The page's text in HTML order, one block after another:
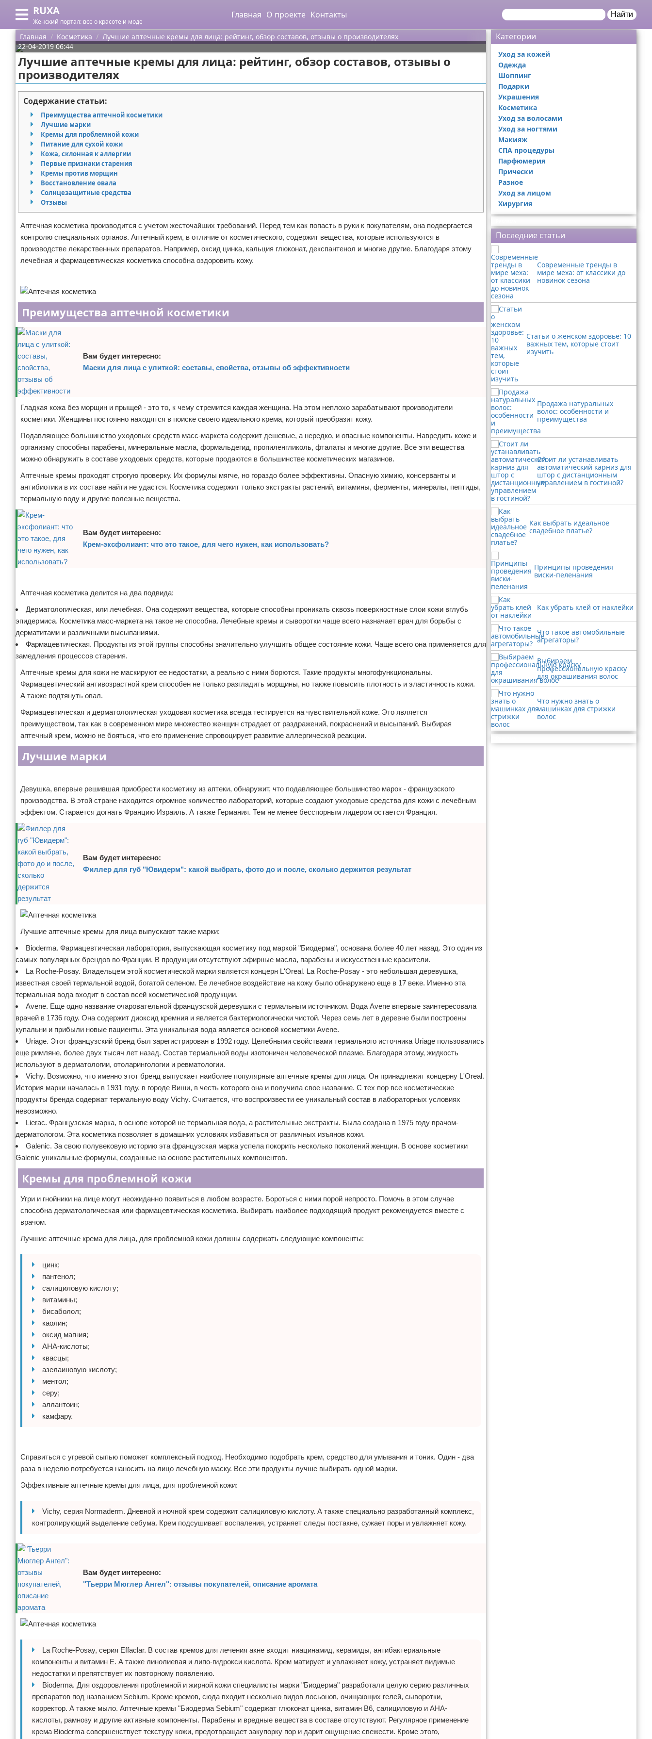
RUXA
Женский портал: все о красоте и моде
Главная О проекте Контакты Найти
Меню
Главная
Категории
Уход за кожей
Одежда
Шоппинг
Подарки
Украшения
Косметика
Уход за волосами
Уход за ногтями
Макияж
Парфюмерия
Прически
Уход за лицом
Хирургия
Поиск
О проекте
Контакты
Сотрудничество
Размещение рекламы
Для правообладателей
Условия предоставления информации
Отказ от ответственности
Главная Косметика
Лучшие аптечные кремы для лица: рейтинг, обзор составов, отзывы о производителях
22-04-2019 06:44
Лучшие аптечные кремы для лица: рейтинг, обзор составов, отзывы о
производителях
Содержание статьи:
Преимущества аптечной косметики
Лучшие марки
Кремы для проблемной кожи
Питание для сухой кожи
Кожа, склонная к аллергии
Первые признаки старения
Кремы против морщин
Восстановление овала
Солнцезащитные средства
Отзывы
Аптечная косметика производится с учетом жесточайших требований. Перед тем как попасть в руки к покупателям, она подвергается
контролю специальных органов. Аптечный крем, в отличие от косметического, содержит вещества, которые используются в
производстве лекарственных препаратов. Например, оксид цинка, кальция глюконат, декспантенол и многие другие. Благодаря этому
лечебная и фармацевтическая косметика способна оздоровить кожу.
Преимущества аптечной косметики
Вам будет интересно:
Маски для лица с улиткой: составы, свойства, отзывы об эффективности
Гладкая кожа без морщин и прыщей - это то, к чему стремится каждая женщина. На этом неплохо зарабатывают производители
косметики. Женщины постоянно находятся в поиске своего идеального крема, который преобразит кожу.
Подавляющее большинство уходовых средств масс-маркета содержит дешевые, а нередко, и опасные компоненты. Навредить коже и
организму способны парабены, минеральные масла, формальдегид, пропиленгликоль, фталаты и многие другие. Все эти вещества
можно обнаружить в составе уходовых средств, которые продаются в большинстве косметических магазинов.
Аптечные кремы проходят строгую проверку. Их формулы мягче, но гораздо более эффективны. Опасную химию, консерванты и
антибиотики в их составе найти не удастся. Косметика содержит только экстракты растений, витамины, ферменты, минералы, пептиды,
термальную воду и другие полезные вещества.
Вам будет интересно:
Крем-эксфолиант: что это такое, для чего нужен, как использовать?
Аптечная косметика делится на два подвида:
Дерматологическая, или лечебная. Она содержит вещества, которые способны проникать сквозь поверхностные слои кожи вглубь
эпидермиса. Косметика масс-маркета на такое не способна. Лечебные кремы и сыворотки чаще всего назначает врач для борьбы с
дерматитами и различными высыпаниями.
Фармацевтическая. Продукты из этой группы способны значительно улучшить общее состояние кожи. Чаще всего она применяется для
замедления процессов старения.
Аптечные кремы для кожи не маскируют ее недостатки, а реально с ними борются. Такие продукты многофункциональны.
Фармацевтический антивозрастной крем способен не только разгладить морщины, но также повысить плотность и эластичность кожи.
А также подтянуть овал.
Фармацевтическая и дерматологическая уходовая косметика всегда тестируется на чувствительной коже. Это является
преимуществом, так как в современном мире множество женщин страдает от раздражений, покраснений и высыпаний. Выбирая
аптечный крем, можно не бояться, что его применение спровоцирует развитие аллергической реакции.
Лучшие марки
Девушка, впервые решившая приобрести косметику из аптеки, обнаружит, что подавляющее большинство марок - французского
производства. В этой стране находится огромное количество лабораторий, которые создают уходовые средства для кожи с лечебным
эффектом. Старается догнать Францию Израиль. А также Германия. Тем не менее бесспорным лидером остается Франция.
Вам будет интересно:
Филлер для губ "Ювидерм": какой выбрать, фото до и после, сколько держится результат
Лучшие аптечные кремы для лица выпускают такие марки:
Bioderma. Фармацевтическая лаборатория, выпускающая косметику под маркой "Биодерма", основана более 40 лет назад. Это один из
самых популярных брендов во Франции. В продукции отсутствуют эфирные масла, парабены и искусственные красители.
La Roche-Posay. Владельцем этой косметической марки является концерн L'Oreal. La Roche-Posay - это небольшая деревушка,
известная своей термальной водой, богатой селеном. Ее лечебное воздействие на кожу было обнаружено еще в 17 веке. Именно эта
термальная вода входит в состав всей косметической продукции.
Avene. Еще одно название очаровательной французской деревушки с термальным источником. Вода Avene впервые заинтересовала
врачей в 1736 году. Она содержит диоксид кремния и является бактериологически чистой. Через семь лет в деревне были построены
купальни и прибыли новые пациенты. Эта уникальная вода является основой косметики Avene.
Uriage. Этот французский бренд был зарегистрирован в 1992 году. Целебными свойствами термального источника Uriage пользовались
еще римляне, более двух тысяч лет назад. Состав термальной воды изотоничен человеческой плазме. Благодаря этому, жидкость
используют в дерматологии, отоларингологии и ревматологии.
Vichy. Возможно, что именно этот бренд выпускает наиболее популярные аптечные кремы для лица. Он принадлежит концерну L'Oreal.
История марки началась в 1931 году, в городе Виши, в честь которого она и получила свое название. С тех пор все косметические
продукты бренда содержат термальную воду Vichy. Считается, что воспроизвести ее уникальный состав в лабораторных условиях
невозможно.
Lierac. Французская марка, в основе которой не термальная вода, а растительные экстракты. Была создана в 1975 году врачом-
дерматологом. Эта косметика позволяет в домашних условиях избавиться от различных изъянов кожи.
Galenic. За свою полувековую историю эта французская марка успела покорить несколько поколений женщин. В основе косметики
Galenic уникальные формулы, созданные на основе растительных компонентов.
Кремы для проблемной кожи
Угри и гнойники на лице могут неожиданно появиться в любом возрасте. Бороться с ними порой непросто. Помочь в этом случае
способна дерматологическая или фармацевтическая косметика. Выбирать наиболее подходящий продукт рекомендуется вместе с
врачом.
Лучшие аптечные крема для лица, для проблемной кожи должны содержать следующие компоненты:
цинк;
пантенол;
салициловую кислоту;
витамины;
бисаболол;
каолин;
оксид магния;
AHA-кислоты;
квасцы;
азелаиновую кислоту;
ментол;
серу;
аллантоин;
камфару.
Справиться с угревой сыпью поможет комплексный подход. Необходимо подобрать крем, средство для умывания и тоник. Один - два
раза в неделю потребуется наносить на лицо лечебную маску. Все эти продукты лучше выбирать одной марки.
Эффективные аптечные кремы для лица, для проблемной кожи:
Vichy, серия Normaderm. Дневной и ночной крем содержит салициловую кислоту. А также специально разработанный комплекс,
контролирующий выделение себума. Крем подсушивает воспаления, устраняет следы постакне, сужает поры и увлажняет кожу.
Вам будет интересно:
"Тьерри Мюглер Ангел": отзывы покупателей, описание аромата
La Roche-Posay, серия Effaclar. В состав кремов для лечения акне входит ниацинамид, керамиды, антибактериальные
компоненты и витамин Е. А также линолиевая и липо-гидрокси кислота. Крем матирует и увлажняет кожу, устраняет видимые
недостатки и препятствует их повторному появлению.
Bioderma. Для оздоровления проблемной и жирной кожи специалисты марки "Биодерма" разработали целую серию различных
препаратов под названием Sebium. Кроме кремов, сюда входит несколько видов лосьонов, очищающих гелей, сыворотки,
корректор. А также мыло. Аптечные кремы "Биодерма Sebium" содержат глюконат цинка, витамин В6, салициловую и AHA-
кислоты, рамнозу и другие активные компоненты. Парабены и вредные вещества в составе отсутствуют. Регулярное применение
крема Bioderma совершенствует текстуру кожи, предотвращает закупорку пор и дарит ощущение свежести. Кроме этого,
Категории
Уход за кожей
Одежда
Шоппинг
Подарки
Украшения
Косметика
Уход за волосами
Уход за ногтями
Макияж
СПА процедуры
Парфюмерия
Прически
Разное
Уход за лицом
Хирургия
Последние статьи
Современные тренды в
мире меха: от классики до
новинок сезона
Статьи о женском здоровье: 10
важных тем, которые стоит
изучить
Продажа натуральных
волос: особенности и
преимущества
Стоит ли устанавливать
автоматический карниз для
штор с дистанционным
управлением в гостиной?
Как выбрать идеальное
свадебное платье?
Принципы проведения
виски-пеленания
Как убрать клей от наклейки
Что такое автомобильные
агрегаторы?
Выбираем
профессиональную краску
для окрашивания волос
Что нужно знать о
машинках для стрижки
волос